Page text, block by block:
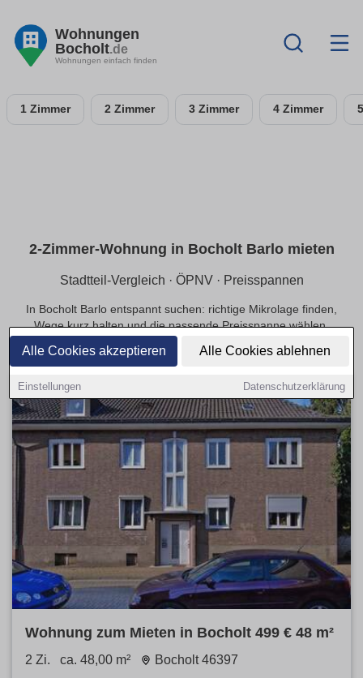
Alle Cookies akzeptieren Alle Cookies ablehnen
Einstellungen Datenschutzerklärung
Wohnungen
Bocholt.de
Wohnungen einfach finden
1 Zimmer 2 Zimmer 3 Zimmer 4 Zimmer
2-Zimmer-Wohnung in Bocholt Barlo mieten
Stadtteil-Vergleich · ÖPNV · Preisspannen
In Bocholt Barlo entspannt suchen: richtige Mikrolage finden,
Wege kurz halten und die passende Preisspanne wählen.
Wohnung zum Mieten in Bocholt 499 € 48 m²
2 Zi. ca. 48,00 m² Bocholt 46397